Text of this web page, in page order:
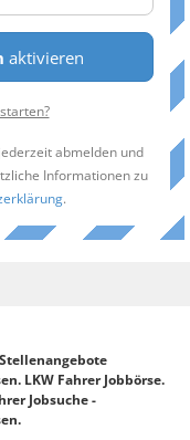
aktivieren
abmelden und
Informationen zu
.
LKW Fahrer Jobbörse.
Jobsuche -